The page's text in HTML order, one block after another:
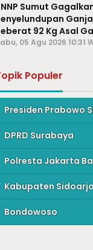
Sumut
Ganja
92 Kg Asal Gayo
Aceh.
05 Agu 2026 10:31
Populer
Presiden Prabowo
DPRD Surabaya
Polresta Jakarta
Kabupaten
Bondowoso